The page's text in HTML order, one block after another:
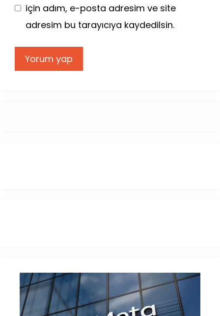
için adım, e-posta adresim ve site
adresim bu tarayıcıya kaydedilsin.